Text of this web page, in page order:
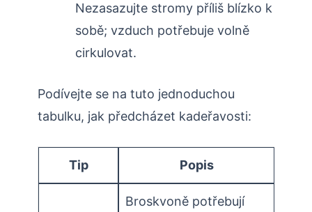
Nezasazujte stromy příliš blízko k
sobě; vzduch potřebuje volně
cirkulovat.
Podívejte se na tuto jednoduchou
tabulku,‌ jak ‌předcházet kadeřavosti:
Tip Popis
Broskvoně potřebují